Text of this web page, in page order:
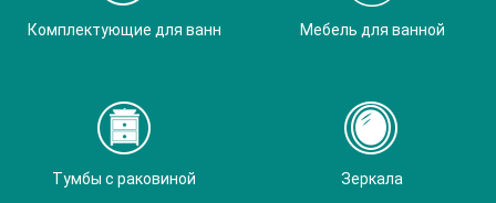
Комплектующие для ванн Мебель для ванной
Тумбы с раковиной Зеркала